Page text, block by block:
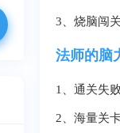
3、烧脑闯
法师的脑
1、通关失
2、海量关